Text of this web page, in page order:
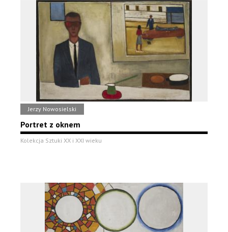
Jerzy Nowosielski
Portret z oknem
Kolekcja Sztuki XX i XXI wieku